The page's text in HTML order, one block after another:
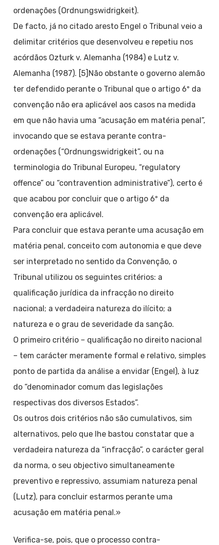
ordenações (Ordnungswidrigkeit).
De facto, já no citado aresto Engel o Tribunal veio a
delimitar critérios que desenvolveu e repetiu nos
acórdãos Ozturk v. Alemanha (1984) e Lutz v.
Alemanha (1987). [5]Não obstante o governo alemão
ter defendido perante o Tribunal que o artigo 6º da
convenção não era aplicável aos casos na medida
em que não havia uma “acusação em matéria penal”,
invocando que se estava perante contra-
ordenações (“Ordnungswidrigkeit”, ou na
terminologia do Tribunal Europeu, “regulatory
offence” ou “contravention administrative”), certo é
que acabou por concluir que o artigo 6º da
convenção era aplicável.
Para concluir que estava perante uma acusação em
matéria penal, conceito com autonomia e que deve
ser interpretado no sentido da Convenção, o
Tribunal utilizou os seguintes critérios: a
qualificação jurídica da infracção no direito
nacional; a verdadeira natureza do ilícito; a
natureza e o grau de severidade da sanção.
O primeiro critério – qualificação no direito nacional
– tem carácter meramente formal e relativo, simples
ponto de partida da análise a envidar (Engel), à luz
do “denominador comum das legislações
respectivas dos diversos Estados”.
Os outros dois critérios não são cumulativos, sim
alternativos, pelo que lhe bastou constatar que a
verdadeira natureza da “infracção”, o carácter geral
da norma, o seu objectivo simultaneamente
preventivo e repressivo, assumiam natureza penal
(Lutz), para concluir estarmos perante uma
acusação em matéria penal.»
Verifica-se, pois, que o processo contra-